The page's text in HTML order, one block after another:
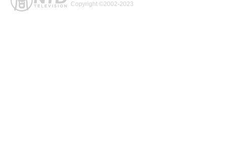
Copyright ©2002-2023